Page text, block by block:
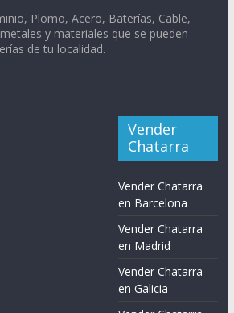
Plomo, Acero, Baterías, Cable,
y materiales que se pueden
de tu localidad.
Vender
Chatarra
Vender Chatarra
en Barcelona
Vender Chatarra
en Madrid
Vender Chatarra
en Galicia